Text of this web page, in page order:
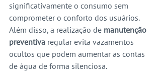
significativamente o consumo sem
comprometer o conforto dos usuários.
Além disso, a realização de manutenção
preventiva regular evita vazamentos
ocultos que podem aumentar as contas
de água de forma silenciosa.